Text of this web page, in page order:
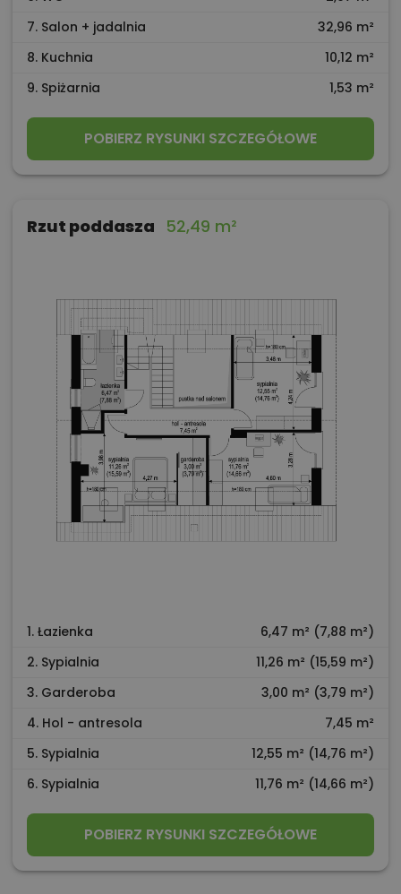
7. Salon + jadalnia
32,96 m²
8. Kuchnia
10,12 m²
9. Spiżarnia
1,53 m²
POBIERZ RYSUNKI SZCZEGÓŁOWE
Rzut poddasza 52,49 m²
1. Łazienka
6,47 m² (7,88 m²)
2. Sypialnia
11,26 m² (15,59 m²)
3. Garderoba
3,00 m² (3,79 m²)
4. Hol - antresola
7,45 m²
5. Sypialnia
12,55 m² (14,76 m²)
6. Sypialnia
11,76 m² (14,66 m²)
POBIERZ RYSUNKI SZCZEGÓŁOWE